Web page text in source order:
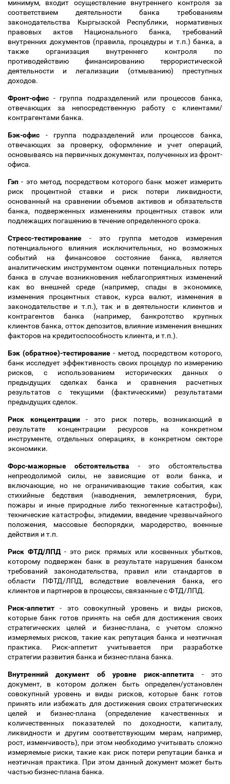
минимум, входит осуществление внутреннего контроля за
соответствием деятельности банка требованиям
законодательства Кыргызской Республики, нормативных
правовых актов Национального банка, требований
внутренних документов (правила, процедуры и т.п.) банка, а
также организация внутреннего контроля по
противодействию финансированию террористической
деятельности и легализации (отмыванию) преступных
доходов.
Фронт-офис - группа подразделений или процессов банка,
отвечающих за непосредственную работу с клиентами/
контрагентами банка.
Бэк-офис - группа подразделений или процессов банка,
отвечающих за проверку, оформление и учет операций,
основываясь на первичных документах, полученных из фронт-
офиса.
Гэп - это метод, посредством которого банк может измерить
риск процентной ставки и риск потери ликвидности,
основанный на сравнении объемов активов и обязательств
банка, подверженных изменениям процентных ставок или
подлежащих погашению в течение определенного срока.
Стресс-тестирование- это группа методов измерения
потенциального влияния исключительных, но возможных
событий на финансовое состояние банка, является
аналитическим инструментом оценки потенциальных потерь
банка в случае возникновения неблагоприятных изменений
как во внешней среде (например, спады в экономике,
изменения процентных ставок, курса валют, изменения в
законодательстве и т.п.), так и в деятельности клиентов и
контрагентов банка (например, банкротство крупных
клиентов банка, отток депозитов, влияние изменения внешних
факторов на кредитоспособность клиента, и т.п.).
Бэк (обратное)-тестирование - метод, посредством которого,
банк исследует эффективность своих процедур по измерению
рисков, с использованием исторических данных о
предыдущих сделках банка и сравнения расчетных
результатов с текущими (фактическими) результатами
предыдущих сделок.
Риск концентрации- это риск потерь, возникающий в
результате концентрации ресурсов на конкретном
инструменте, отдельных операциях, в конкретном секторе
экономики.
Форс-мажорные обстоятельства - это обстоятельства
непреодолимой силы, не зависящие от воли банка, и
включающие, но не ограничивающие такие события, как
стихийные бедствия (наводнения, землетрясения, бури,
пожары и иные природные либо техногенные катастрофы),
технические катастрофы, эпидемии, введение чрезвычайного
положения, массовые беспорядки, мародерство, военные
действия и т.п.
Риск ФТД/ЛПД- это риск прямых или косвенных убытков,
которому подвержен банк в результате нарушения банком
требований законодательства, правил или стандартов в
области ПФТД/ЛПД, вследствие вовлечения банка, его
клиентов и партнеров в процессы, связанные с ФТД/ЛПД.
Риск-аппетит - это совокупный уровень и виды рисков,
которые банк готов принять на себя для достижения своих
стратегических целей и бизнес-плана, с учетом сложно
измеряемых рисков, такие как репутация банка и неэтичная
практика. Риск-аппетит учитывается при разработке
стратегии развития банка и бизнес-плана банка.
Внутренний документ об уровне риск-аппетита - это
документ, в котором должен быть определен/установлен
совокупный уровень и виды рисков, которые банк готов
принять или избежать для достижения своих стратегических
целей и бизнес-плана (определение качественных и
количественных показателей по доходности, капиталу,
ликвидности и другим соответствующим мерам, например,
рост, изменчивость), при этом необходимо учитывать сложно
измеряемые риски, такие как риск потери репутации банка и
неэтичная практика. При этом данный документ может быть
частью бизнес-плана банка.